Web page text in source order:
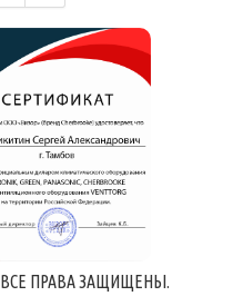
. ВСЕ ПРАВА ЗАЩИЩЕНЫ.